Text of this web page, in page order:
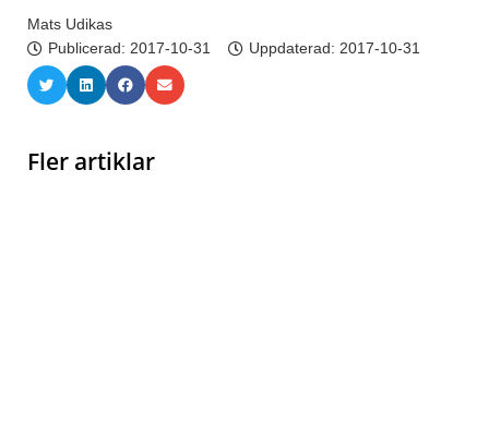
Mats Udikas
Publicerad: 2017-10-31 Uppdaterad: 2017-10-31
Fler artiklar